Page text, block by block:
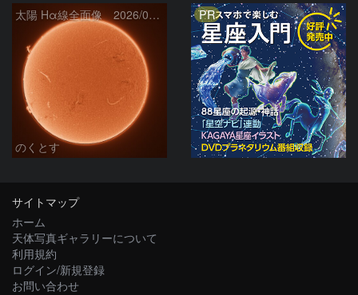
太陽 Hα線全面像 2026/08/06
のくとす
PR
サイトマップ
ホーム
天体写真ギャラリーについて
利用規約
ログイン/新規登録
お問い合わせ